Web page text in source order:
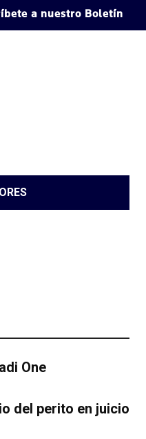
a nuestro Boletín
One
del perito en juicio